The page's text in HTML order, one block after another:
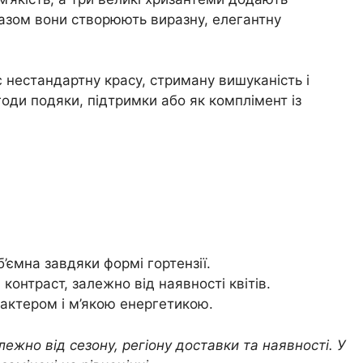
вони створюють виразну, елегантну
красу, стриману вишуканість і
подяки, підтримки або як комплімент із
завдяки формі гортензії.
залежно від наявності квітів.
і м’якою енергетикою.
від сезону, регіону доставки та наявності. У